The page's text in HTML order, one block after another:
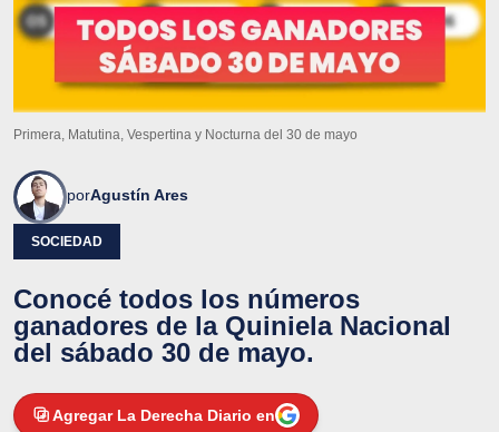
Primera, Matutina, Vespertina y Nocturna del 30 de mayo
porAgustín Ares
SOCIEDAD
Conocé todos los números
ganadores de la Quiniela Nacional
del sábado 30 de mayo.
Agregar La Derecha Diario en